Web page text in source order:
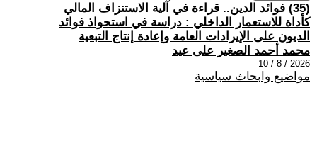
(35) فوائد الدين.. قراءة في آلية الاستنزاف المالي
كأداة للاستعمار الداخلي : دراسة في استحواذ فوائد
الديون على الإيرادات العامة وإعادة إنتاج التبعية
محمد أحمد الصغير على عيد
2026 / 8 / 10
مواضيع وابحاث سياسية